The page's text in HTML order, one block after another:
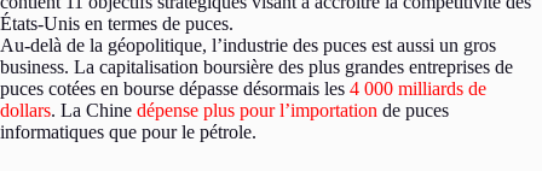
États-Unis en termes de puces.
Au-delà de la géopolitique, l’industrie des puces est aussi un gros
business. La capitalisation boursière des plus grandes entreprises de
puces cotées en bourse dépasse désormais les 4 000 milliards de
dollars. La Chine dépense plus pour l’importation de puces
informatiques que pour le pétrole.